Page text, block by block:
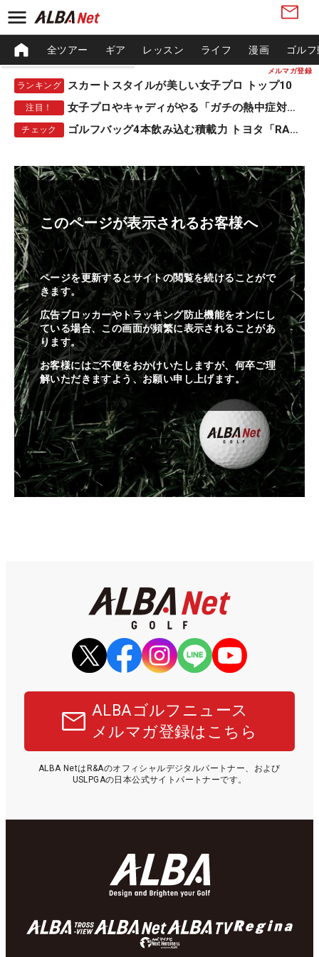
メルマガ登録
全ツアー ギア レッスン ライフ 漫画 ゴル
ランキング スカートスタイルが美しい女子プロ トップ10
注目！ 女子プロやキャディがやる「ガチの熱中症対策」
チェック ゴルフバッグ4本飲み込む積載力 トヨタ「RAV4」
このページが表示されるお客様へ
ページを更新するとサイトの閲覧を続けることがで
きます。
広告ブロッカーやトラッキング防止機能をオンにし
ている場合、この画面が頻繁に表示されることがあ
ります。
お客様にはご不便をおかけいたしますが、何卒ご理
解いただきますよう、お願い申し上げます。
ALBAゴルフニュース
メルマガ登録はこちら
ALBA NetはR&Aのオフィシャルデジタルパートナー、および
USLPGAの日本公式サイトパートナーです。